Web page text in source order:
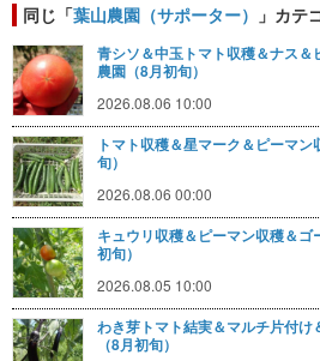
同じ「葉山農園（サポーター） 」カテ
青シソ＆中玉トマト収穫＆ナス
農園（8月初旬）
2026.08.06 10:00
トマト収穫＆星マーク＆ピーマ
旬）
2026.08.06 00:00
キュウリ収穫＆ピーマン収穫＆
初旬）
2026.08.05 10:00
わき芽トマト結実＆マルチ片付
（8月初旬）